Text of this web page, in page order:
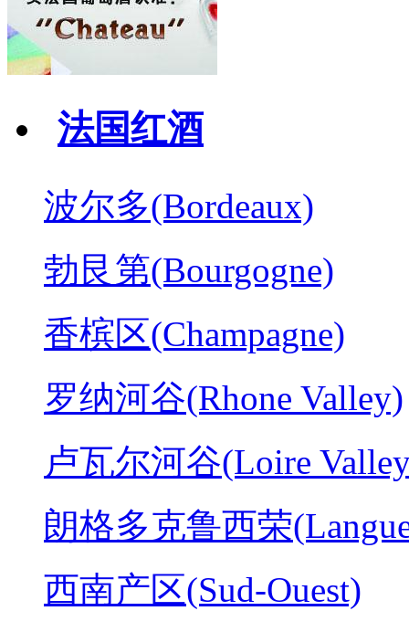
法国红酒
波尔多(Bordeaux)
勃艮第(Bourgogne)
香槟区(Champagne)
罗纳河谷(Rhone Valley)
卢瓦尔河谷(Loire
朗格多克鲁西荣
西南产区(Sud-Ouest)